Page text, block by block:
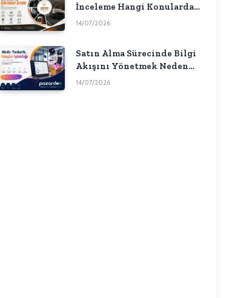
İnceleme Hangi Konularda
Fikir Verebilir?
14/07/2026
Satın Alma Sürecinde Bilgi
Akışını Yönetmek Neden
Önemlidir?
14/07/2026